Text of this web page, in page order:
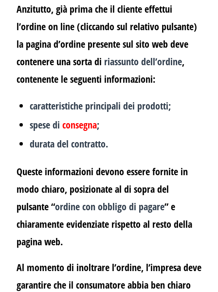
Anzitutto, già prima che il cliente effettui
l’ordine on line (cliccando sul relativo pulsante)
la pagina d’ordine presente sul sito web deve
contenere una sorta di riassunto dell’ordine,
contenente le seguenti informazioni:
caratteristiche principali dei prodotti;
spese di consegna;
durata del contratto.
Queste informazioni devono essere fornite in
modo chiaro, posizionate al di sopra del
pulsante “ordine con obbligo di pagare” e
chiaramente evidenziate rispetto al resto della
pagina web.
Al momento di inoltrare l’ordine, l’impresa deve
garantire che il consumatore abbia ben chiaro